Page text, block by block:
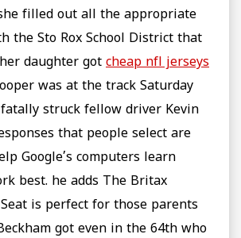
filled out all the appropriate
the Sto Rox School District that
daughter got cheap nfl jerseys
was at the track Saturday
struck fellow driver Kevin
that people select are
Google’s computers learn
best. he adds The Britax
is perfect for those parents
got even in the 64th who